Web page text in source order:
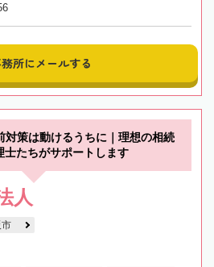
所にメールする
対策は動けるうちに｜理想の相続
士たちがサポートします
人